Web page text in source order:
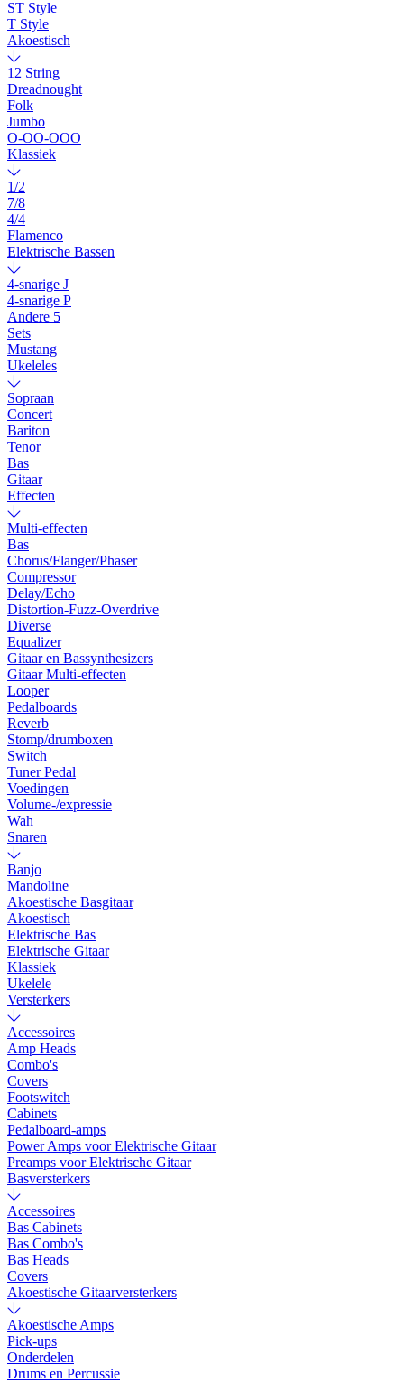
ST Style
T Style
Akoestisch
12 String
Dreadnought
Folk
Jumbo
O-OO-OOO
Klassiek
1/2
7/8
4/4
Flamenco
Elektrische Bassen
4-snarige J
4-snarige P
Andere 5
Sets
Mustang
Ukeleles
Sopraan
Concert
Bariton
Tenor
Bas
Gitaar
Effecten
Multi-effecten
Bas
Chorus/Flanger/Phaser
Compressor
Delay/Echo
Distortion-Fuzz-Overdrive
Diverse
Equalizer
Gitaar en Bassynthesizers
Gitaar Multi-effecten
Looper
Pedalboards
Reverb
Stomp/drumboxen
Switch
Tuner Pedal
Voedingen
Volume-/expressie
Wah
Snaren
Banjo
Mandoline
Akoestische Basgitaar
Akoestisch
Elektrische Bas
Elektrische Gitaar
Klassiek
Ukelele
Versterkers
Accessoires
Amp Heads
Combo's
Covers
Footswitch
Cabinets
Pedalboard-amps
Power Amps voor Elektrische Gitaar
Preamps voor Elektrische Gitaar
Basversterkers
Accessoires
Bas Cabinets
Bas Combo's
Bas Heads
Covers
Akoestische Gitaarversterkers
Akoestische Amps
Pick-ups
Onderdelen
Drums en Percussie